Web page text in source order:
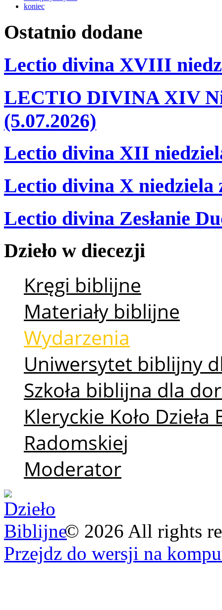
koniec
Ostatnio dodane
Lectio divina XVIII
LECTIO DIVINA XIV
(5.07.2026)
Lectio divina XII
Lectio divina X niedziela
Lectio divina Zesłanie
Dzieło w diecezji
Kręgi biblijne
Materiały biblijne
Wydarzenia
Uniwersytet biblijny
Szkoła biblijna dla
Kleryckie Koło
Radomskiej
Moderator
© 2026 All rights
Przejdz do wersji na